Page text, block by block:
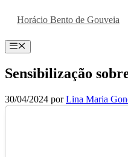
Horácio Bento de Gouveia
Menu
Sensibilização
30/04/2024 porLina Maria